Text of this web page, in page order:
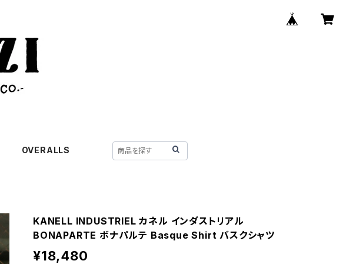
OVERALLS
KANELL INDUSTRIEL カネル インダストリアル
BONAPARTE ボナパルテ Basque Shirt バスクシャツ
¥18,480